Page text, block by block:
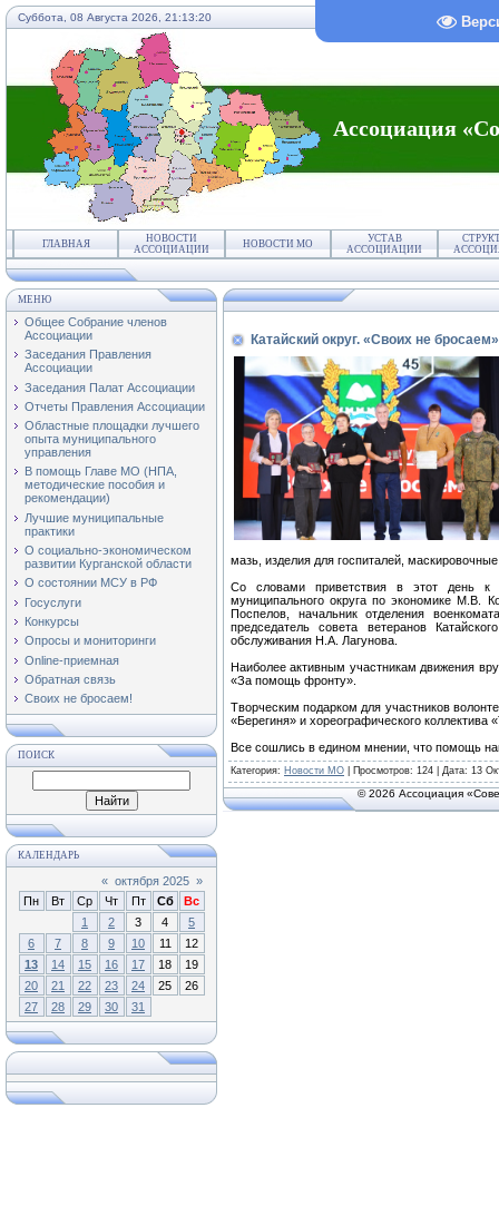
Суббота, 08 Августа 2026, 21:13:20
Ассоциация
ГЛАВНАЯ
НОВОСТИ
АССОЦИАЦИИ
НОВОСТИ МО
УСТАВ
АССОЦИАЦИИ
МЕНЮ
Общее Собрание членов
Ассоциации
Заседания Правления
Ассоциации
Заседания Палат Ассоциации
Отчеты Правления Ассоциации
Областные площадки лучшего
опыта муниципального
управления
В помощь Главе МО (НПА,
методические пособия и
рекомендации)
Лучшие муниципальные
практики
О социально-экономическом
развитии Курганской области
О состоянии МСУ в РФ
Госуслуги
Конкурсы
Опросы и мониторинги
Online-приемная
Обратная связь
Своих не бросаем!
ПОИСК
КАЛЕНДАРЬ
« октября 2025 »
Пн
Вт Ср Чт Пт Сб
Вс
1
2 3 4
5
6
7 8 9 10 11
12
13
14 15 16 17 18
19
20
21 22 23 24 25
26
27
28 29 30 31
Катайский округ. «Своих не бросаем»
мазь, изделия для госпиталей,
Со словами приветствия в этот день к
муниципального округа по экономике М.В.
Поспелов, начальник отделения
председатель совета ветеранов
обслуживания Н.А. Лагунова.
Наиболее активным участникам движения
«За помощь фронту».
Творческим подарком для участников
«Берегиня» и хореографического
Все сошлись в едином мнении, что помощь
Категория: Новости МО Просмотров: 124 | Дата: 13
© 2026 Ассоциация